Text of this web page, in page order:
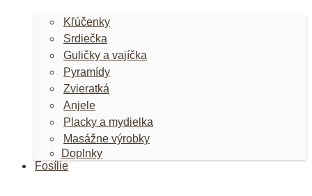
Kľúčenky
Srdiečka
Guličky a vajíčka
Pyramídy
Zvieratká
Anjele
Placky a mydielka
Masážne výrobky
Doplnky
Fosílie